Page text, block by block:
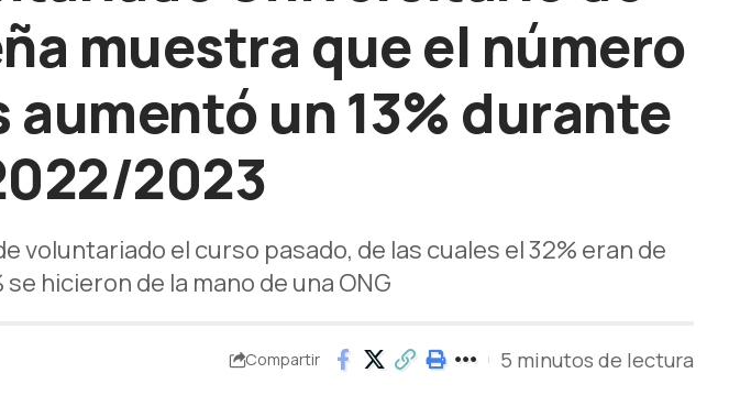
muestra que el número
un 13% durante
2023
voluntariado el curso pasado, de las cuales el 32% eran de
hicieron de la mano de una ONG
Compartir 5 minutos de lectura